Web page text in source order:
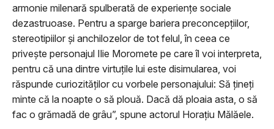
armonie milenară spulberată de experiențe sociale
dezastruoase. Pentru a sparge bariera preconcepțiilor,
stereotipiilor și anchilozelor de tot felul, în ceea ce
privește personajul Ilie Moromete pe care îl voi interpreta,
pentru că una dintre virtuțile lui este disimularea, voi
răspunde curiozităților cu vorbele personajului: Să ţineţi
minte că la noapte o să plouă. Dacă dă ploaia asta, o să
fac o grămadă de grâu”, spune actorul Horațiu Mălăele.